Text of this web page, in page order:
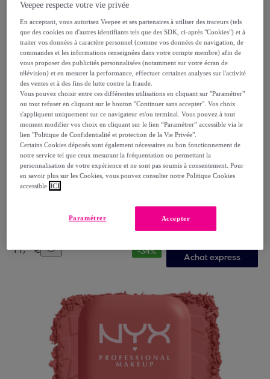
Maybelline New York
Maybelline New York Sky High Mascara volume Very
11,99 € -34%
Achat express
Veepee respecte votre vie privée
En acceptant, vous autorisez Veepee et ses partenaires à utiliser des traceurs (tels
que des cookies ou d'autres identifiants tels que des SDK, ci-après "Cookies") et à
traiter vos données à caractère personnel (comme vos données de navigation, de
commandes et les informations renseignées dans votre compte membre) afin de
vous proposer des publicités personnalisées (notamment sur votre écran de
télévision) et en mesurer la performance, effectuer certaines analyses sur l'activité
des ventes et à des fins de lutte contre la fraude.
Vous pouvez choisir entre ces différentes utilisations en cliquant sur "Paramétrer"
ou tout refuser en cliquant sur le bouton "Continuer sans accepter". Vos choix
s'appliquent uniquement sur ce navigateur et/ou terminal. Vous pouvez à tout
moment modifier vos choix en cliquant sur le lien “Paramétrer” accessible via le
lien "Politique de Confidentialité et protection de la Vie Privée".
Certains Cookies déposés sont également nécessaires au bon fonctionnement de
notre service tel que ceux mesurant la fréquentation ou permettant la
personnalisation de votre expérience et ne sont pas soumis à consentement. Pour
en savoir plus sur les Cookies, vous pouvez consulter notre Politique Cookies
accessible ICI
Accepter
Paramétrer